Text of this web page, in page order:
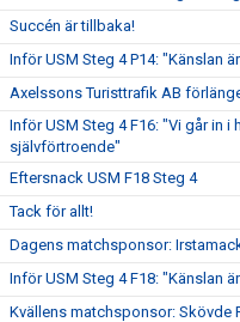
Succén är tillbaka!
Inför USM Steg 4 P14: "Känslan
Axelssons Turisttrafik AB
Inför USM Steg 4 F16: "Vi går in i
självförtroende"
Eftersnack USM F18 Steg 4
Tack för allt!
Dagens matchsponsor:
Inför USM Steg 4 F18: "Känslan
Kvällens matchsponsor: Skövde